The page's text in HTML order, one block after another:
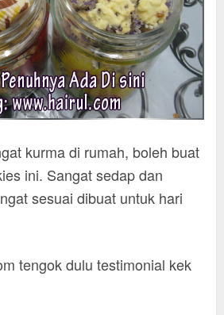
kurma di rumah, boleh buat
ini. Sangat sedap dan
sesuai dibuat untuk hari
tengok dulu testimonial kek